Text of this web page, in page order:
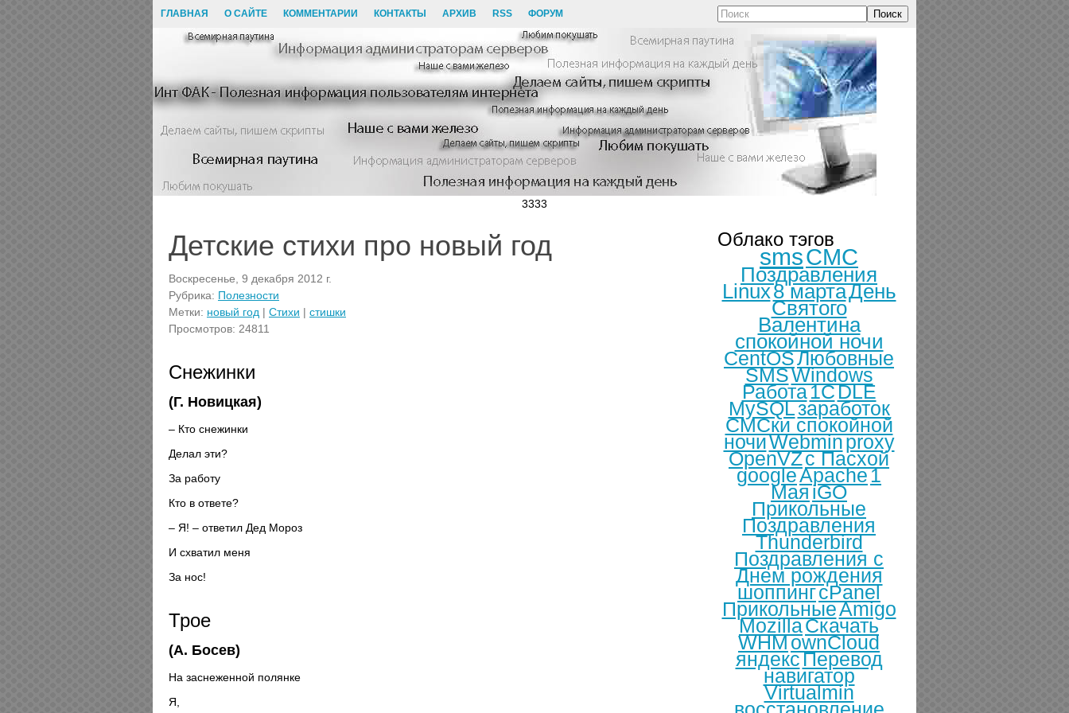
ГЛАВНАЯ О САЙТЕ КОММЕНТАРИИ КОНТАКТЫ АРХИВ RSS ФОРУМ Поиск
3333
Детские стихи про новый год
Воскресенье, 9 декабря 2012 г.
Рубрика: Полезности
Метки: новый год | Стихи | стишки
Просмотров: 24811
Снежинки
(Г. Новицкая)
– Кто снежинки
Делал эти?
За работу
Кто в ответе?
– Я! – ответил Дед Мороз
И схватил меня
За нос!
Трое
(А. Босев)
На заснеженной полянке
Я,
Облако тэгов
smsСМС
Поздравления
Linux8 мартаДень
Святого
Валентина
спокойной ночи
CentOSЛюбовные
SMSWindows
Работа1СDLE
MySQLзаработок
СМСки спокойной
ночиWebminproxy
OpenVZс Пасхой
googleApache1
МаяiGO
Прикольные
Поздравления
Thunderbird
Поздравления с
Днем рождения
шоппингcPanel
ПрикольныеAmigo
MozillaСкачать
WHMownCloud
яндексПеревод
навигатор
Virtualmin